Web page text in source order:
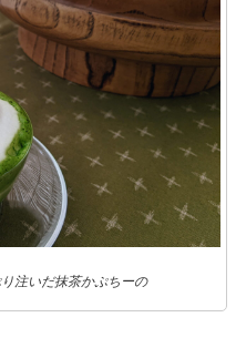
注いだ抹茶かぷちーの